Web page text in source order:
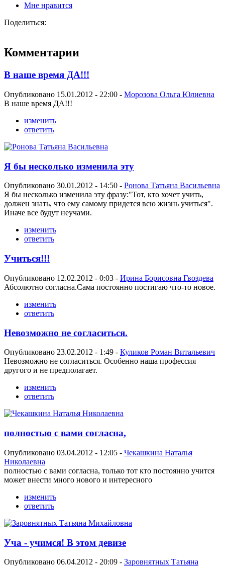
Мне нравится
Поделиться:
Комментарии
В наше время ДА!!!
Опубликовано 15.01.2012 - 22:00 - Морозова Ольга Юлиевна
В наше время ДА!!!
изменить
ответить
Я бы несколько изменила эту
Опубликовано 30.01.2012 - 14:50 - Ронова Татьяна Васильевна
Я бы несколько изменила эту фразу:"Тот, кто хочет учить,
должен знать, что ему самому придется всю жизнь учиться".
Иначе все будут неучами.
изменить
ответить
Учиться!!!
Опубликовано 12.02.2012 - 0:03 - Ирина Борисовна Гвоздева
Абсолютно согласна.Сама постоянно постигаю что-то новое.
изменить
ответить
Невозможно не согласиться.
Опубликовано 23.02.2012 - 1:49 - Куликов Роман Витальевич
Невозможно не согласиться. Особенно наша профессия
другого и не предполагает.
изменить
ответить
полностью с вами согласна,
Опубликовано 03.04.2012 - 12:05 - Чекашкина Наталья
Николаевна
полностью с вами согласна, только тот кто постоянно учится
может внести много нового и интересного
изменить
ответить
Уча - учимся! В этом девизе
Опубликовано 06.04.2012 - 20:09 - Заровнятных Татьяна